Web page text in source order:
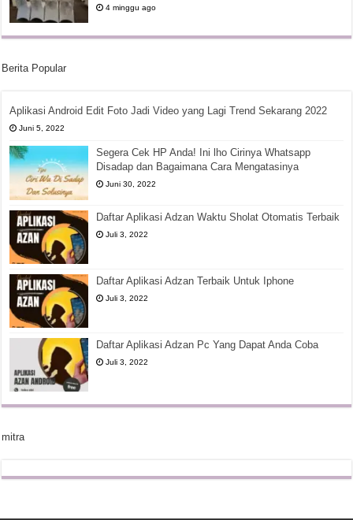
4 minggu ago
Berita Popular
Aplikasi Android Edit Foto Jadi Video yang Lagi Trend Sekarang 2022
Juni 5, 2022
Segera Cek HP Anda! Ini lho Cirinya Whatsapp
Disadap dan Bagaimana Cara Mengatasinya
Juni 30, 2022
Daftar Aplikasi Adzan Waktu Sholat Otomatis Terbaik
Juli 3, 2022
Daftar Aplikasi Adzan Terbaik Untuk Iphone
Juli 3, 2022
Daftar Aplikasi Adzan Pc Yang Dapat Anda Coba
Juli 3, 2022
mitra